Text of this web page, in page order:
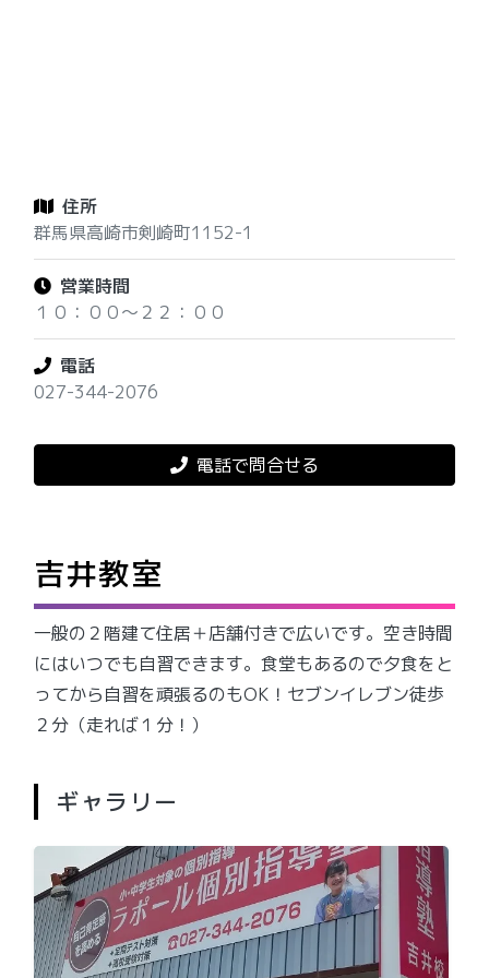
住所
群馬県高崎市剣崎町1152-1
営業時間
１０：００～２２：００
電話
027-344-2076
電話で問合せる
吉井教室
一般の２階建て住居＋店舗付きで広いです。空き時間
にはいつでも自習できます。食堂もあるので夕食をと
ってから自習を頑張るのもOK！セブンイレブン徒歩
２分（走れば１分！）
ギャラリー